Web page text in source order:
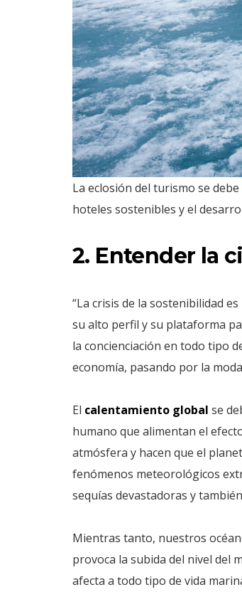
La eclosión del turismo se
hoteles sostenibles y el
2. Entender la
“La crisis de la sostenibilidad es
su alto perfil y su plataforma
la concienciación en todo tipo
economía, pasando por la
El calentamiento global se
humano que alimentan el
atmósfera y hacen que el
fenómenos meteorológicos
sequías devastadoras y
Mientras tanto, nuestros
provoca la subida del nivel del
afecta a todo tipo de vida